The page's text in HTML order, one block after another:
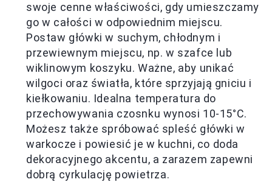
swoje cenne właściwości, gdy umieszczamy
go w całości w odpowiednim miejscu.
Postaw główki w suchym, chłodnym i
przewiewnym miejscu, np. w szafce lub
wiklinowym koszyku. Ważne, aby unikać
wilgoci oraz światła, które sprzyjają gniciu i
kiełkowaniu. Idealna temperatura do
przechowywania czosnku wynosi 10-15°C.
Możesz także spróbować spleść główki w
warkocze i powiesić je w kuchni, co doda
dekoracyjnego akcentu, a zarazem zapewni
dobrą cyrkulację powietrza.